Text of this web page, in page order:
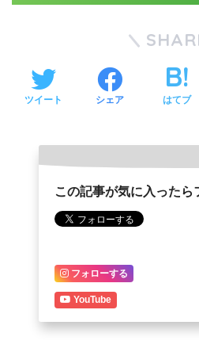
ツイート シェア はてブ
この記事が気に入ったら
フォローする
YouTube